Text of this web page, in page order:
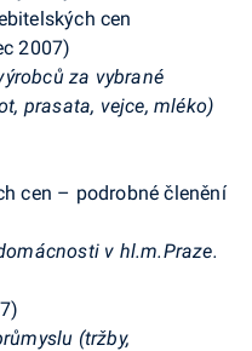
cen
2007)
za vybrané
prasata, vejce, mléko)
cen – podrobné členění
v hl.m.Praze.
(tržby,